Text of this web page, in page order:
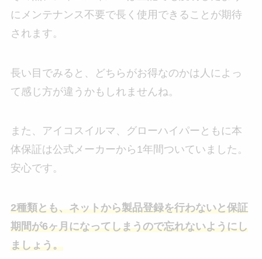
にメンテナンス不要で長く使用できることが期待
されます。
長い目でみると、どちらがお得なのかは人によっ
て感じ方が違うかもしれませんね。
また、アイコスイルマ、グローハイパーともに本
体保証は公式メーカーから1年間ついていました。
安心です。
2種類とも、ネットから製品登録を行わないと保証
期間が6ヶ月になってしまうので忘れないようにし
ましょう。